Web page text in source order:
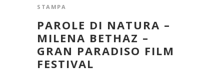
STAMPA
PAROLE DI NATURA –
MILENA BETHAZ –
GRAN PARADISO FILM
FESTIVAL